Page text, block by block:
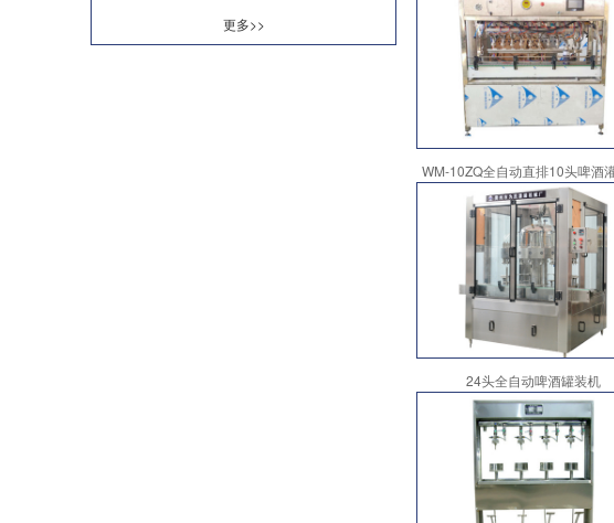
WM-10ZQ全自动直排10头啤酒
24头全自动啤酒罐装机
更多>>